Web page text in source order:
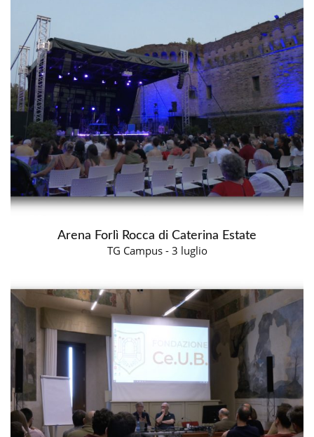
Arena Forlì Rocca di Caterina Estate
TG Campus - 3 luglio